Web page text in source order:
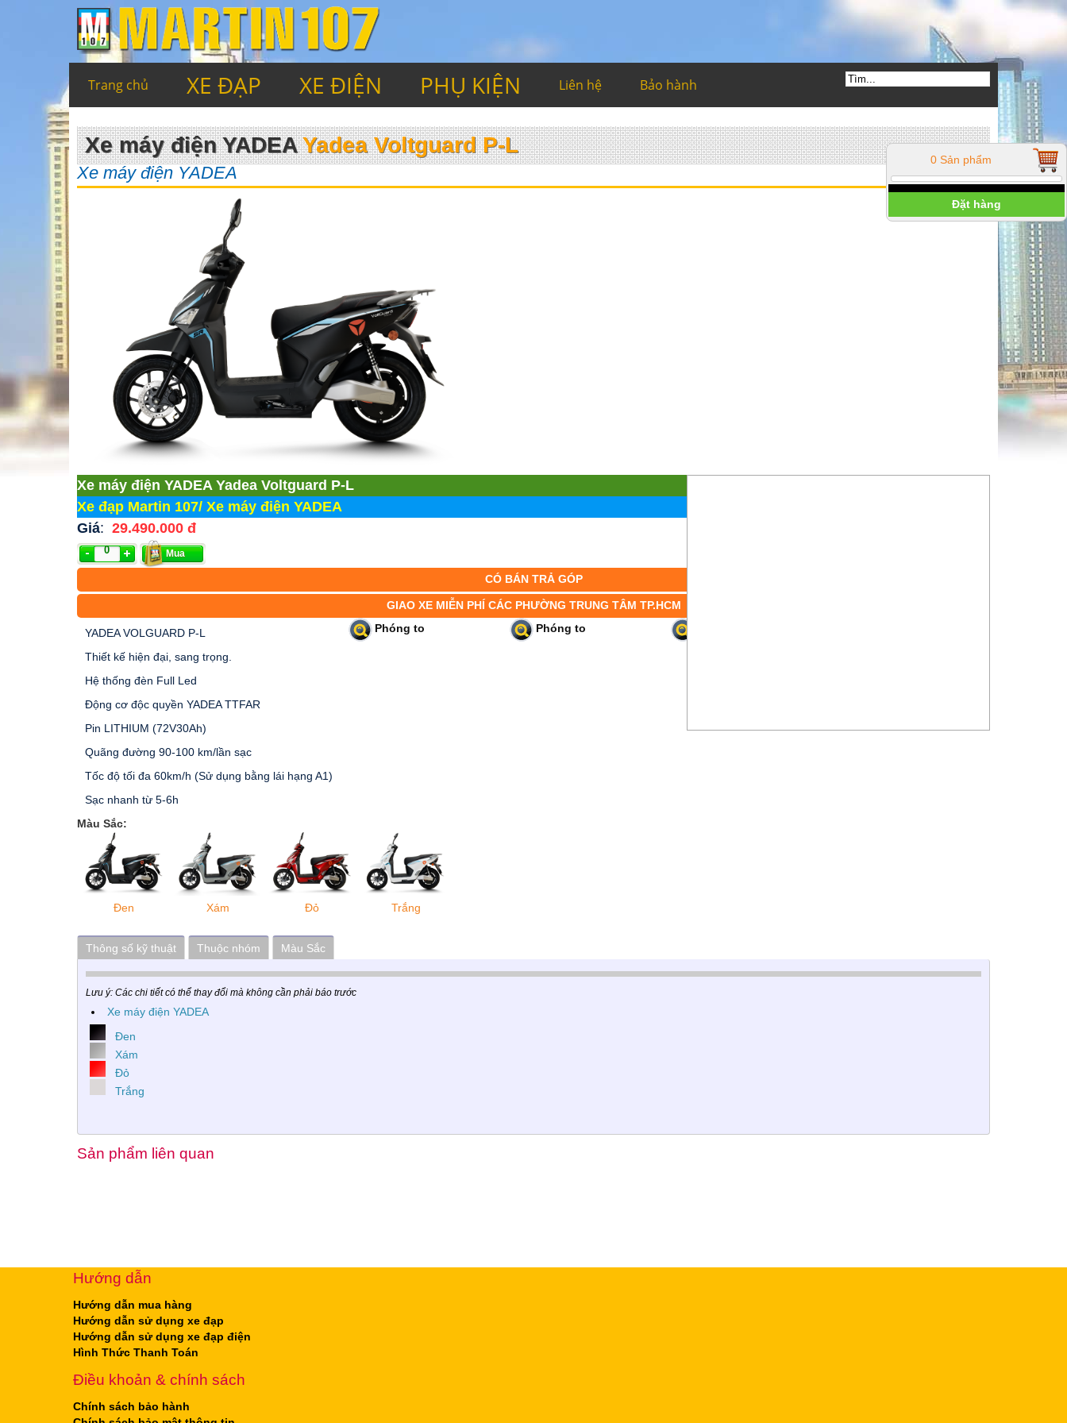
0 Sản phẩm
Đặt hàng
Trang chủ XE ĐẠP XE ĐIỆN PHỤ KIỆN Liên hệ Bảo hành
Xe máy điện YADEAYadea Voltguard P-L
Xe máy điện YADEA
Xe máy điện YADEA Yadea Voltguard P-L
Xe đạp Martin 107/ Xe máy điện YADEA
Giá: 29.490.000 đ
Mua
CÓ BÁN TRẢ GÓP
GIAO XE MIỄN PHÍ CÁC PHƯỜNG TRUNG TÂM TP.HCM
YADEA VOLGUARD P-L
Thiết kế hiện đại, sang trọng.
Hệ thống đèn Full Led
Động cơ độc quyền YADEA TTFAR
Pin LITHIUM (72V30Ah)
Quãng đường 90-100 km/lần sạc
Tốc độ tối đa 60km/h (Sử dụng bằng lái hạng A1)
Sạc nhanh từ 5-6h
Phóng to Phóng to
Màu Sắc:
Đen Xám Đỏ Trắng
Thông số kỹ thuật Thuộc nhóm Màu Sắc
Lưu ý: Các chi tiết có thể thay đổi mà không cần phải báo trước
Xe máy điện YADEA
Đen
Xám
Đỏ
Trắng
Sản phẩm liên quan
Hướng dẫn
Hướng dẫn mua hàng
Hướng dẫn sử dụng xe đạp
Hướng dẫn sử dụng xe đạp điện
Hình Thức Thanh Toán
Điều khoản & chính sách
Chính sách bảo hành